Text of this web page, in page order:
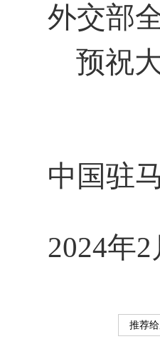
外交部
预祝
中国驻
2024年2
推荐